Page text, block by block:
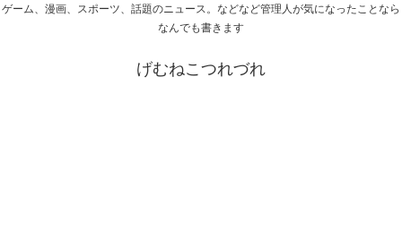
ゲーム、漫画、スポーツ、話題のニュース。などなど管理人が気になったことなら
なんでも書きます
げむねこつれづれ